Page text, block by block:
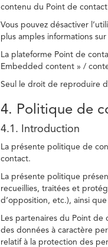
contenu du Point de
Vous pouvez désactiver
plus amples informations
La plateforme Point de
Embedded content » /
Seul le droit de reproduire
4. Politique de
4.1. Introduction
La présente politique de
contact.
La présente politique
recueillies, traitées et
d’opposition, etc.), ainsi
Les partenaires du Point
des données à caractère
relatif à la protection des